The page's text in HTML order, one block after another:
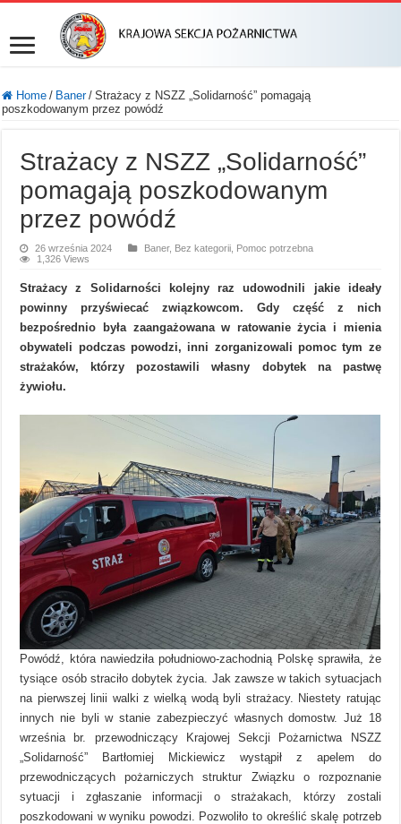
Home / Baner / Strażacy z NSZZ „Solidarność” pomagają
poszkodowanym przez powódź
Strażacy z NSZZ „Solidarność”
pomagają poszkodowanym
przez powódź
26 września 2024 Baner, Bez kategorii Pomoc potrzebna
1,326 Views
Strażacy z Solidarności kolejny raz udowodnili jakie ideały
powinny przyświecać związkowcom. Gdy część z nich
bezpośrednio była zaangażowana w ratowanie życia i mienia
obywateli podczas powodzi, inni zorganizowali pomoc tym ze
strażaków, którzy pozostawili własny dobytek na pastwę
żywiołu.
Powódź, która nawiedziła południowo-zachodnią Polskę sprawiła, że
tysiące osób straciło dobytek życia. Jak zawsze w takich sytuacjach
na pierwszej linii walki z wielką wodą byli strażacy. Niestety ratując
innych nie byli w stanie zabezpieczyć własnych domostw. Już 18
września br. przewodniczący Krajowej Sekcji Pożarnictwa NSZZ
„Solidarność” Bartłomiej Mickiewicz wystąpił z apelem do
przewodniczących pożarniczych struktur Związku o rozpoznanie
sytuacji i zgłaszanie informacji o strażakach, którzy zostali
poszkodowani w wyniku powodzi. Pozwoliło to określić skalę potrzeb